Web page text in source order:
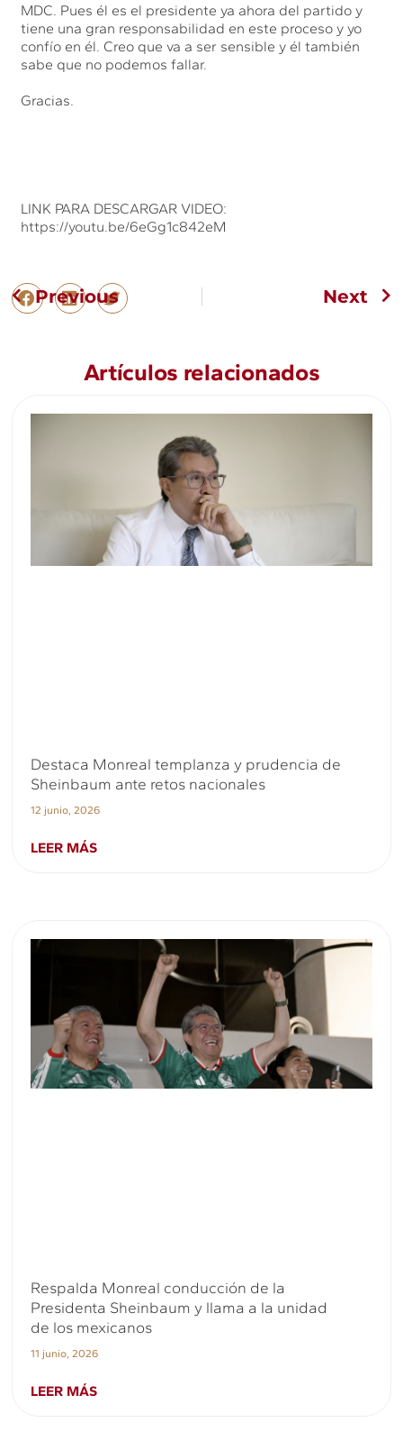
MDC. Pues él es el presidente ya ahora del partido y
tiene una gran responsabilidad en este proceso y yo
confío en él. Creo que va a ser sensible y él también
sabe que no podemos fallar.
Gracias.
LINK PARA DESCARGAR VIDEO:
https://youtu.be/6eGg1c842eM
Previous Next
Artículos relacionados
Destaca Monreal templanza y prudencia de
Sheinbaum ante retos nacionales
12 junio, 2026
LEER MÁS
Respalda Monreal conducción de la
Presidenta Sheinbaum y llama a la unidad
de los mexicanos
11 junio, 2026
LEER MÁS